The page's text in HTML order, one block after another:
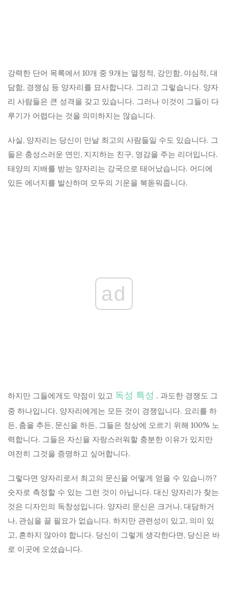
강력한 단어 목록에서 10개 중 9개는 열정적, 강인함, 야심적, 대
담함, 경쟁심 등 양자리를 묘사합니다. 그리고 그렇습니다. 양자
리 사람들은 큰 성격을 갖고 있습니다. 그러나 이것이 그들이 다
루기가 어렵다는 것을 의미하지는 않습니다.
사실, 양자리는 당신이 만날 최고의 사람들일 수도 있습니다. 그
들은 충성스러운 연인, 지지하는 친구, 영감을 주는 리더입니다.
태양의 지배를 받는 양자리는 강국으로 태어났습니다. 어디에
있든 에너지를 발산하며 모두의 기운을 북돋워줍니다.
ad
하지만 그들에게도 약점이 있고 독성 특성 . 과도한 경쟁도 그
중 하나입니다. 양자리에게는 모든 것이 경쟁입니다. 요리를 하
든, 춤을 추든, 문신을 하든, 그들은 정상에 오르기 위해 100% 노
력합니다. 그들은 자신을 자랑스러워할 충분한 이유가 있지만
여전히 그것을 증명하고 싶어합니다.
그렇다면 양자리로서 최고의 문신을 어떻게 얻을 수 있습니까?
숫자로 측정할 수 있는 그런 것이 아닙니다. 대신 양자리가 찾는
것은 디자인의 독창성입니다. 양자리 문신은 크거나, 대담하거
나, 관심을 끌 필요가 없습니다. 하지만 관련성이 있고, 의미 있
고, 흔하지 않아야 합니다. 당신이 그렇게 생각한다면, 당신은 바
로 이곳에 오셨습니다.